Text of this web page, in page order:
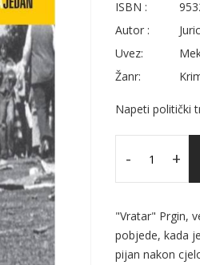
ISBN :
Autor :
Uvez:
Žanr:
Napeti politički
- +
"Vratar" Prgin,
pobjede, kada
pijan nakon